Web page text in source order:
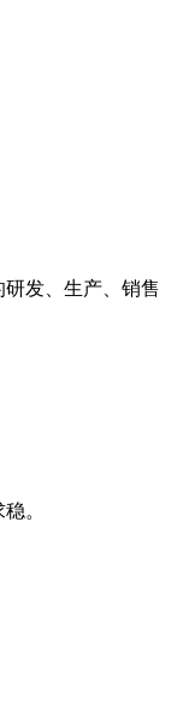
发、生产、销售
。